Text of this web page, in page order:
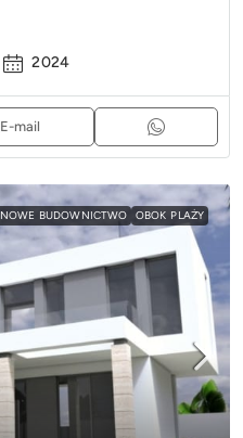
2024
E-mail
NOWE BUDOWNICTWO OBOK PLAŻY